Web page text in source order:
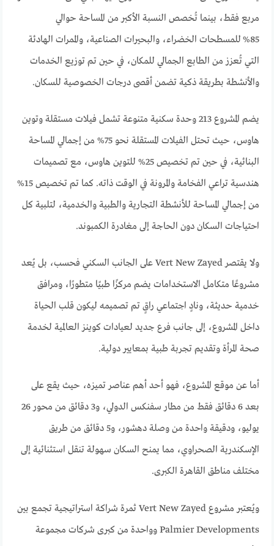
مربع فقط، بينما تُخصص النسبة الأكبر من المساحة حوالي
85% للمسطحات الخضراء، والبحيرات الصناعية، والممرات الهادئة
التي تُعزز من الطابع الجمالي للمكان، في حين تم توزيع الخدمات
والأنشطة بطريقة ذكية تضمن أقصى درجات الخصوصية للسكان.
يضم المشروع 213 وحدة سكنية متنوعة تشمل فيلات مستقلة وتوين
هاوس، حيث تحتل الفيلات المستقلة نحو 75% من إجمالي المساحة
البنائية، في حين تم تخصيص 25% للتوين هاوس، مع تصميمات
هندسية تراعي الفخامة والمرونة في الوقت ذاته. كما تم تخصيص 15%
من إجمالي المساحة للأنشطة التجارية والطبية والخدمية، لتلبية كل
احتياجات السكان دون الحاجة إلى مغادرة الكمبوند.
ولا يقتصر Vert New Zayed على الجانب السكني فحسب، بل يُعد
مشروعًا متكامل الاستخدامات يضم مركزًا طبيًا متطورًا، ومرافق
خدمية حديثة، ونادٍ اجتماعي راقٍ تم تصميمه ليكون قلب الحياة
داخل المشروع، إلى جانب فرع جديد لعيادات كوينز العالمية لخدمة
صحة المرأة وتقديم تجربة طبية بمعايير دولية.
أما عن موقع المشروع، فهو أحد أهم عناصر تميزه، حيث يقع على
بعد 6 دقائق فقط من مطار سفنكس الدولي، و3 دقائق من محور 26
يوليو، ودقيقة واحدة من وصلة دهشور، و5 دقائق من طريق
الإسكندرية الصحراوي، مما يمنح السكان سهولة تنقل استثنائية إلى
مختلف مناطق القاهرة الكبرى.
ويُعتبر مشروع Vert New Zayed ثمرة شراكة استراتيجية تجمع بين
Palmier Developments وواحدة من كبرى شركات مجموعة